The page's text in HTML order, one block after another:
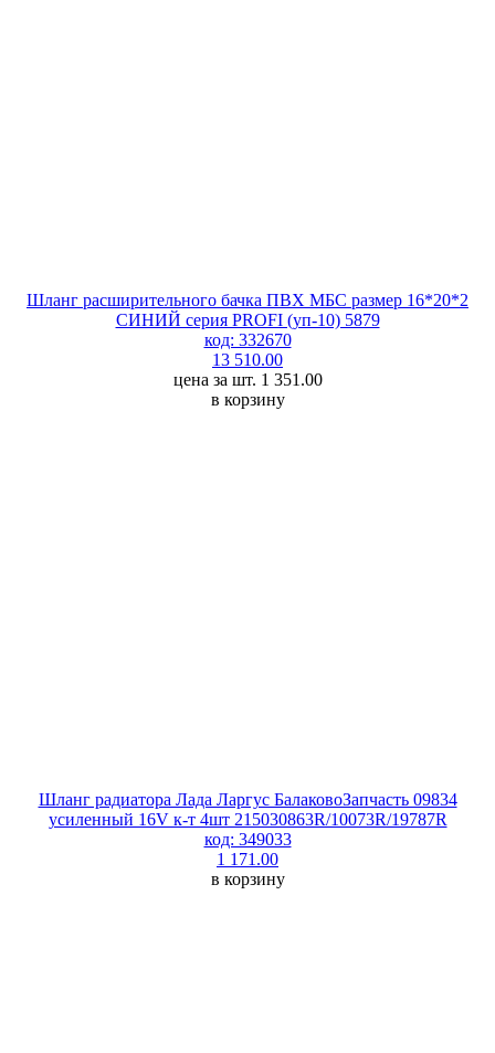
Шланг расширительного бачка ПВХ МБС размер 16*20*2
СИНИЙ серия PROFI (уп-10) 5879
код: 332670
13 510.00
цена за шт. 1 351.00
в корзину
Шланг радиатора Лада Ларгус БалаковоЗапчасть 09834
усиленный 16V к-т 4шт 215030863R/10073R/19787R
код: 349033
1 171.00
в корзину